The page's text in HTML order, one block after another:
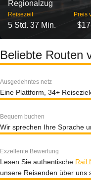
Regionalzug
Reisezeit
5 Std. 37 Min.
Preis
Beliebte Routen
Ausgedehntes netz
Eine Plattform, 34+
Bequem buchen
Wir sprechen Ihre Sprache
Exzellente Bewertung
Lesen Sie authentische Rail
unsere Reisenden über uns